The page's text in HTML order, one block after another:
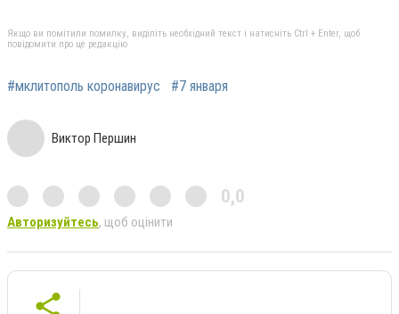
Якщо ви помітили помилку, виділіть необхідний текст і натисніть Ctrl + Enter, щоб
повідомити про це редакцію
#мклитополь коронавирус #7 января
Виктор Першин
0,0
Авторизуйтесь, щоб оцінити